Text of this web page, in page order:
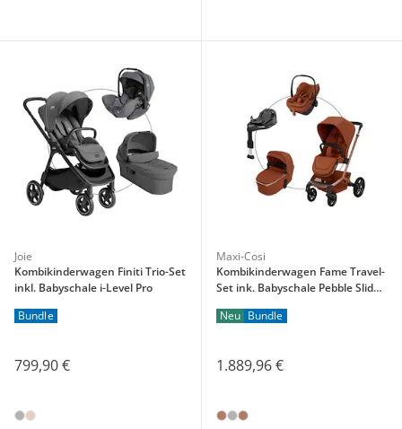
Joie
Kombikinderwagen Finiti Trio-Set
inkl. Babyschale i-Level Pro
Bundle
799,90 €
Maxi-Cosi
Kombikinderwagen Fame Travel-
Set ink. Babyschale Pebble Slide
Slide Pro
Neu Bundle
1.889,96 €